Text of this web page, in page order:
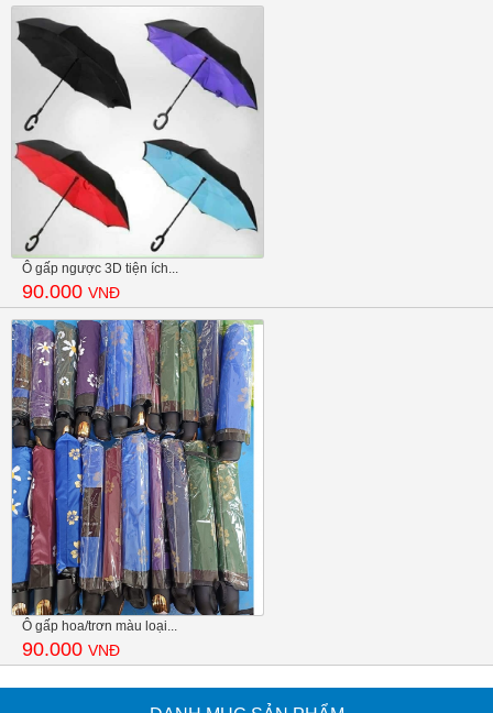
Ô gấp ngược 3D tiện ích...
90.000 VNĐ
Ô gấp hoa/trơn màu loại...
90.000 VNĐ